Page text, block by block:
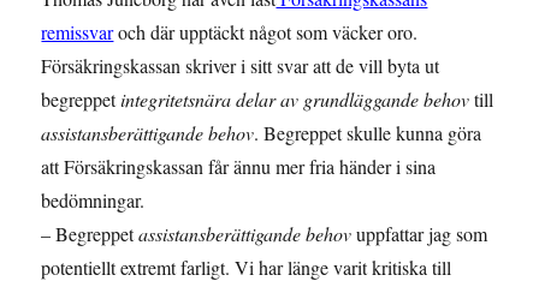
remissvaroch där upptäckt något som väcker oro.
Försäkringskassan skriver i sitt svar att de vill byta ut
begreppetintegritetsnära delar av grundläggande behovtill
assistansberättigande behov. Begreppet skulle kunna göra
att Försäkringskassan får ännu mer fria händer i sina
bedömningar.
– Begreppetassistansberättigande behovuppfattar jag som
potentiellt extremt farligt. Vi har länge varit kritiska till